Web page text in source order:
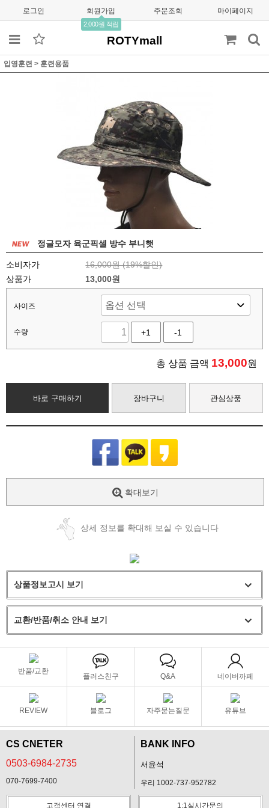
로그인 회원가입
2,000원 적립
주문조회 마이페이지
ROTYmall
입영훈련 > 훈련용품
정글모자 육군픽셀 방수 부니햇
소비자가 16,000원 (19%할인)
상품가
13,000원
사이즈
수량 +1 -1
총 상품 금액 13,000원
바로 구매하기 장바구니 관심상품
확대보기
상세 정보를 확대해 보실 수 있습니다
상품정보고시 보기
교환/반품/취소 안내 보기
반품/교환
플러스친구 Q&A 네이버까페
REVIEW 블로그 자주묻는질문 유튜브
CS CNETER
0503-6984-2735
070-7699-7400
BANK INFO
서윤석
우리 1002-737-952782
고객센터 연결 1:1실시간문의